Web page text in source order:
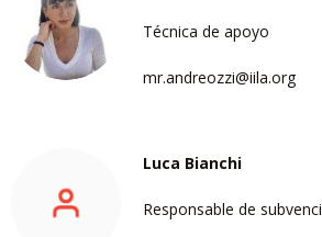
Técnica de apoyo
mr.andreozzi@iila.org
Luca Bianchi
Responsable de